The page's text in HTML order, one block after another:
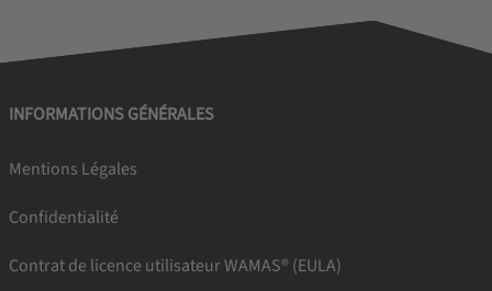
INFORMATIONS GÉNÉRALES
Mentions Légales
Confidentialité
Contrat de licence utilisateur WAMAS® (EULA)